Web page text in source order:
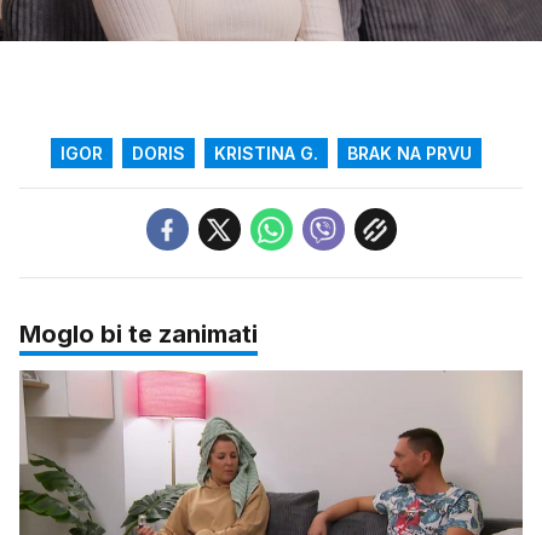
Upali
zvuk
20.63%
IGOR DORIS KRISTINA G. BRAK NA PRVU
Moglo bi te zanimati